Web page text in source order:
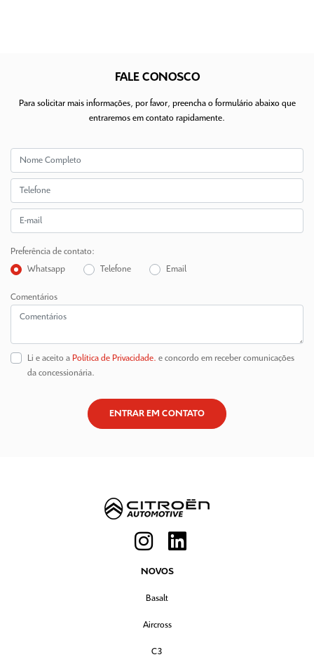
FALE CONOSCO
Para solicitar mais informações, por favor, preencha o formulário abaixo que
entraremos em contato rapidamente.
Preferência de contato:
Whatsapp
Telefone Email
Comentários
Li e aceito a Política de Privacidade. e concordo em receber comunicações
da concessionária.
ENTRAR EM CONTATO
NOVOS
Basalt
Aircross
C3